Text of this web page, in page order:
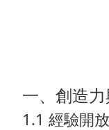
一、創造
1.1 經驗開